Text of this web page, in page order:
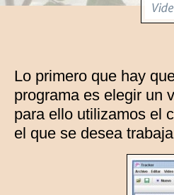
Lo primero que hay
programa es elegir un
para ello utilizamos el
el que se desea